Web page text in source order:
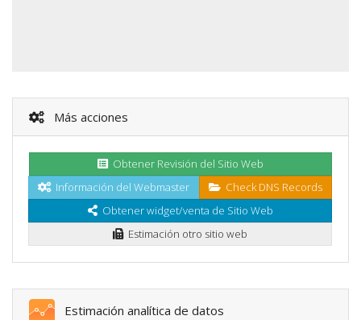
Más acciones
Obtener Revisión del Sitio Web
Información del Webmaster
Check DNS Records
Obtener widget/venta de Sitio Web
Estimación otro sitio web
Estimación analítica de datos